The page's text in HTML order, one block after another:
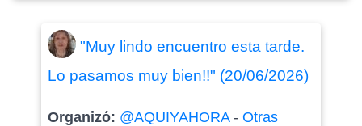
"Muy lindo encuentro esta tarde.
Lo pasamos muy bien!!" (20/06/2026)
Organizó: @AQUIYAHORA- Otras